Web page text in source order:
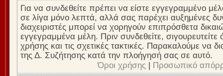
Για να συνδεθείτε πρέπει να είστε εγγεγραμμένο
σε λίγα μόνο λεπτά, αλλά σας παρέχει αυξημένες
διαχειριστές μπορεί να χορηγούν επιπρόσθετα
εγγεγραμμένα μέλη. Πριν συνδεθείτε, σιγουρευτείτε
χρήσης και τις σχετικές τακτικές. Παρακαλούμε να
της Δ. Συζήτησης κατά την πλοήγησή σας σε αυτό.
Όροι χρήσης | Προσωπικό